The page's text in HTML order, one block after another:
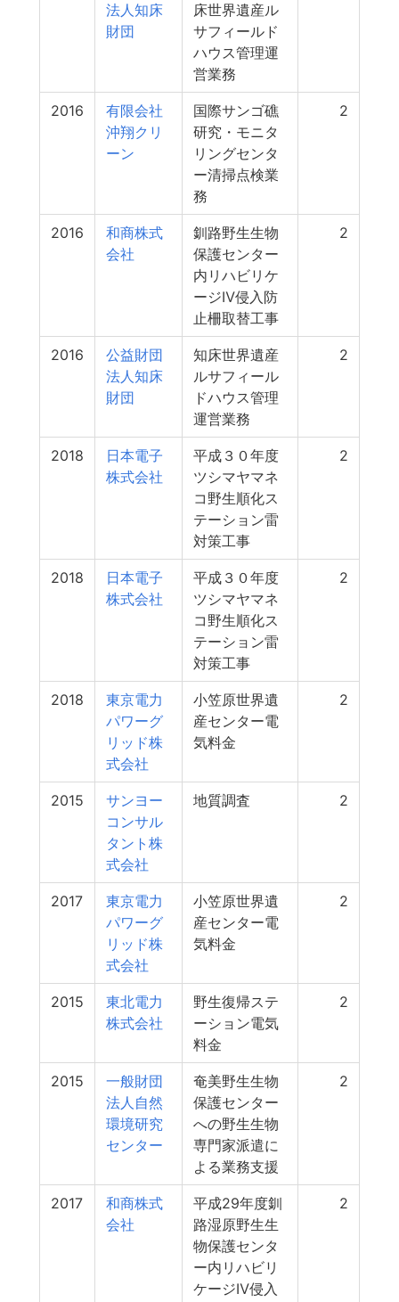
法人知床
財団
床世界遺産ル
サフィールド
ハウス管理運
営業務
2016
有限会社
沖翔クリ
ーン
国際サンゴ礁
研究・モニタ
リングセンタ
ー清掃点検業
務
2
2016
和商株式
会社
釧路野生生物
保護センター
内リハビリケ
ージⅣ侵入防
止柵取替工事
2
2016
公益財団
法人知床
財団
知床世界遺産
ルサフィール
ドハウス管理
運営業務
2
2018
日本電子
株式会社
平成３０年度
ツシマヤマネ
コ野生順化ス
テーション雷
対策工事
2
2018
日本電子
株式会社
平成３０年度
ツシマヤマネ
コ野生順化ス
テーション雷
対策工事
2
2018
東京電力
パワーグ
リッド株
式会社
小笠原世界遺
産センター電
気料金
2
2015
サンヨー
コンサル
タント株
式会社
地質調査 2
2017
東京電力
パワーグ
リッド株
式会社
小笠原世界遺
産センター電
気料金
2
2015
東北電力
株式会社
野生復帰ステ
ーション電気
料金
2
2015
一般財団
法人自然
環境研究
センター
奄美野生生物
保護センター
への野生生物
専門家派遣に
よる業務支援
2
2017
和商株式
会社
平成29年度釧
路湿原野生生
物保護センタ
ー内リハビリ
ケージⅣ侵入
2